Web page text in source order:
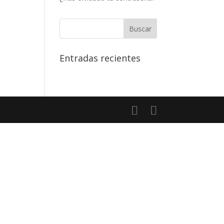
Entradas recientes